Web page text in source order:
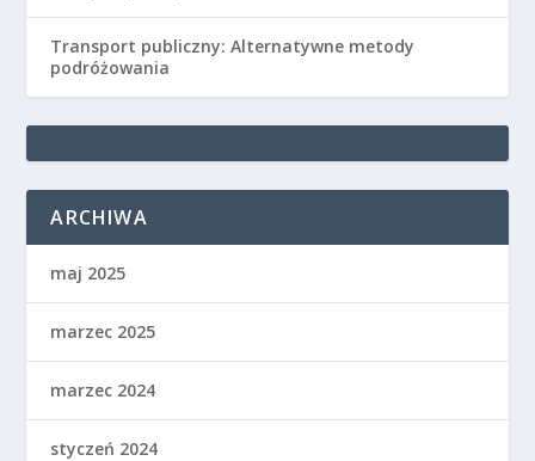
Transport publiczny: Alternatywne metody
podróżowania
ARCHIWA
maj 2025
marzec 2025
marzec 2024
styczeń 2024